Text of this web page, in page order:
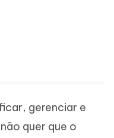
gerenciar e
quer que o